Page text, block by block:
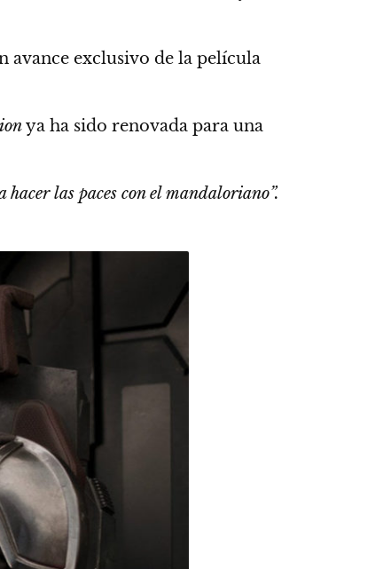
avance exclusivo de la película
ya ha sido renovada para una
las paces con el mandaloriano”.